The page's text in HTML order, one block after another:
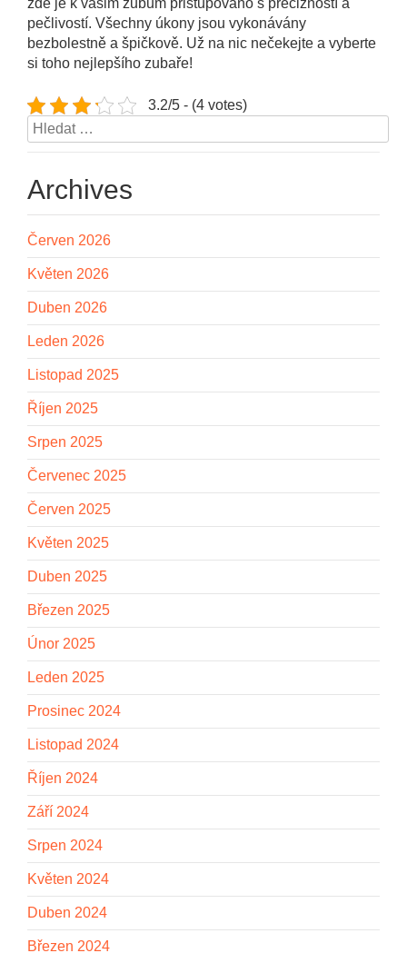
zde je k vašim zubům přistupováno s precizností a
pečlivostí. Všechny úkony jsou vykonávány
bezbolestně a špičkově. Už na nic nečekejte a vyberte
si toho nejlepšího zubaře!
3.2/5 - (4 votes)
Vyhledávání
Archives
Červen 2026
Květen 2026
Duben 2026
Leden 2026
Listopad 2025
Říjen 2025
Srpen 2025
Červenec 2025
Červen 2025
Květen 2025
Duben 2025
Březen 2025
Únor 2025
Leden 2025
Prosinec 2024
Listopad 2024
Říjen 2024
Září 2024
Srpen 2024
Květen 2024
Duben 2024
Březen 2024